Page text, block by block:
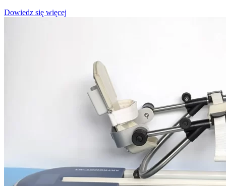
Dowiedz się więcej